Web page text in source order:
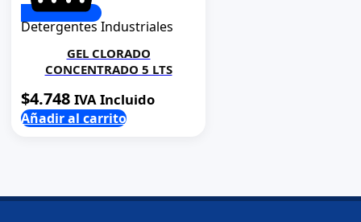
Detergentes Industriales
GEL CLORADO
CONCENTRADO 5 LTS
$4.748 IVA Incluido
Añadir al carrito